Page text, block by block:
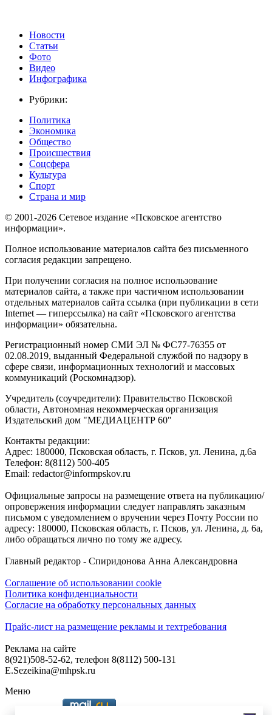
Новости
Статьи
Фото
Видео
Инфографика
Рубрики:
Политика
Экономика
Общество
Происшествия
Соцсфера
Культура
Спорт
Страна и мир
© 2001-2026 Сетевое издание «Псковское агентство
информации».
Полное использование материалов сайта без письменного
согласия редакции запрещено.
При получении согласия на полное использование
материалов сайта, а также при частичном использовании
отдельных материалов сайта ссылка (при публикации в сети
Internet — гиперссылка) на сайт «Псковского агентства
информации» обязательна.
Регистрационный номер СМИ ЭЛ № ФС77-76355 от
02.08.2019, выданный Федеральной службой по надзору в
сфере связи, информационных технологий и массовых
коммуникаций (Роскомнадзор).
Учредитель (соучредители): Правительство Псковской
области, Автономная некоммерческая организация
Издательский дом "МЕДИАЦЕНТР 60"
Контакты редакции:
Адреc: 180000, Псковская область, г. Псков, ул. Ленина, д.6а
Телефон: 8(8112) 500-405
Email: redactor@informpskov.ru
Официальные запросы на размещение ответа на публикацию/
опровержения информации следует направлять заказным
письмом с уведомлением о вручении через Почту России по
адресу: 180000, Псковская область, г. Псков, ул. Ленина, д. 6а,
либо обращаться лично по тому же адресу.
Главный редактор - Спиридонова Анна Александровна
Соглашение об использовании cookie
Политика конфиденциальности
Согласие на обработку персональных данных
Прайс-лист на размещение рекламы и техтребования
Реклама на сайте
8(921)508-52-62, телефон 8(8112) 500-131
E.Sezeikina@mhpsk.ru
Меню